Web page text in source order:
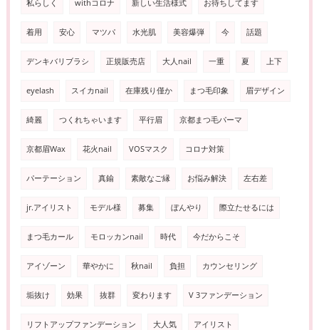
私らしく withコロナ 新しい生活様式 お待ちしてます
着用 安心 マツパ 水光肌 美容爆弾 今 話題
デンキバリブラシ 正規販売店 大人nail 一重 夏 上下
eyelash スイカnail 在庫残り僅か まつ毛印象 眉デザイン
綺麗 つくれちゃいます 平行眉 京都まつ毛パーマ
京都眉Wax 花火nail VOSマスク コロナ対策
パーテーション 真鍮 素敵なご縁 お悩み解決 左右差
jr.アイリスト モデル様 募集 ぼんやり 際立たせるには
まつ毛カール モロッカンnail 時代 今だからこそ
アイゾーン 華やかに 秋nail 負担 カウンセリング
垢抜け 効果 抜群 変わります V 3ファンデーション
リフトアップファンデーション 大人気 アイリスト